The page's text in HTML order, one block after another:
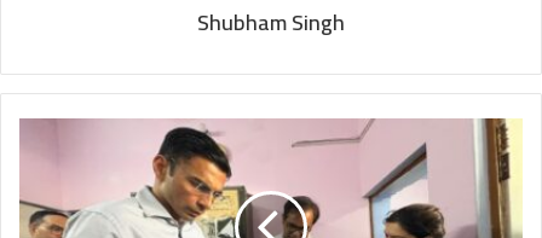
Shubham Singh